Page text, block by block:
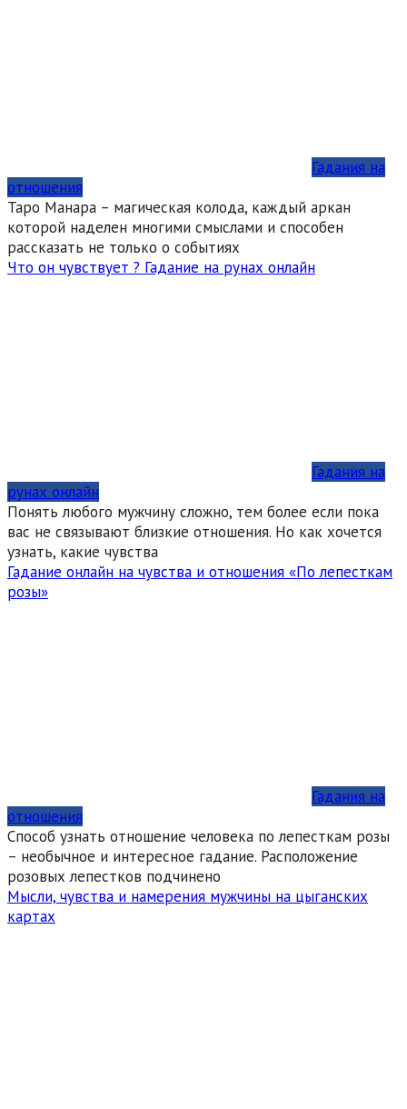
Гадания на
отношения
Таро Манара – магическая колода, каждый аркан
которой наделен многими смыслами и способен
рассказать не только о событиях
Что он чувствует ? Гадание на рунах онлайн
Гадания на
рунах онлайн
Понять любого мужчину сложно, тем более если пока
вас не связывают близкие отношения. Но как хочется
узнать, какие чувства
Гадание онлайн на чувства и отношения «По лепесткам
розы»
Гадания на
отношения
Способ узнать отношение человека по лепесткам розы
– необычное и интересное гадание. Расположение
розовых лепестков подчинено
Мысли, чувства и намерения мужчины на цыганских
картах